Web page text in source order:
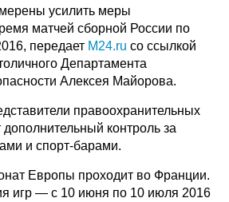
усилить меры
матчей сборной России по
передает M24.ruсо ссылкой
Департамента
Алексея Майорова.
правоохранительных
дополнительный контроль за
и спорт-барами.
Европы проходит во Франции.
игр — с 10 июня по 10 июля 2016